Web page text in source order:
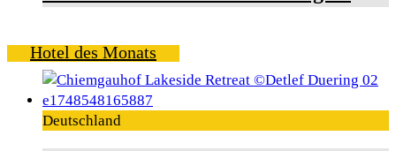
Hotel des Monats
Deutschland